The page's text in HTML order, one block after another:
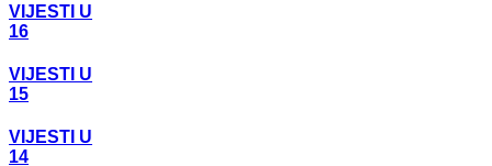
VIJESTI U
16
VIJESTI U
15
VIJESTI U
14